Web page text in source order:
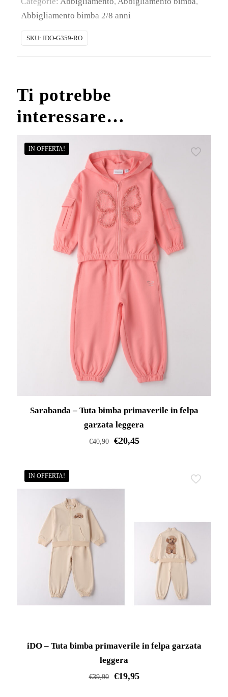
bimba
primaverile
in
Abbigliamento bimba 2/8 anni
SKU: IDO-G359-RO
Ti potrebbe
interessare…
IN OFFERTA!
Sarabanda – Tuta bimba primaverile in felpa
garzata leggera
€40,90 €20,45
ha
prodotto
IN OFFERTA!
iDO – Tuta bimba primaverile in felpa garzata
leggera
€39,90 €19,95